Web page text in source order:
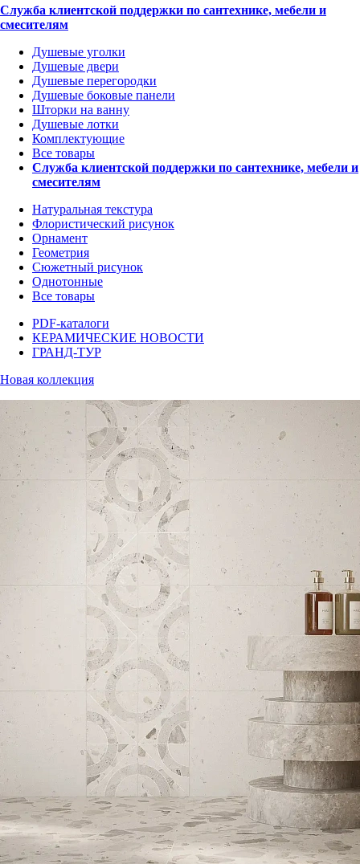
Служба клиентской поддержки по сантехнике, мебели и
смесителям
Душевые уголки
Душевые двери
Душевые перегородки
Душевые боковые панели
Шторки на ванну
Душевые лотки
Комплектующие
Все товары
Служба клиентской поддержки по сантехнике, мебели и
смесителям
Натуральная текстура
Флористический рисунок
Орнамент
Геометрия
Сюжетный рисунок
Однотонные
Все товары
PDF-каталоги
КЕРАМИЧЕСКИЕ НОВОСТИ
ГРАНД-ТУР
Новая коллекция